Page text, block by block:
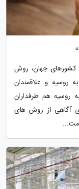
کشورهای جهان، روش
روسیه و علاقمندان
روسیه هم طرفداران
آگاهی از روش های